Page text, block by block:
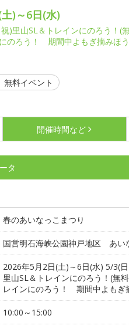
)～6日(水)
)里山SL＆トレインにのろう！(
のろう！ 期間中よもぎ摘みほう
無料イベント
開催時間など
タ
春のあいなっこまつり
国営明石海峡公園神戸地区 あい
2026年5月2日(土)～6日(水) 5/3(
里山SL＆トレインにのろう！(無
レインにのろう！ 期間中よもぎ
10:00～15:00